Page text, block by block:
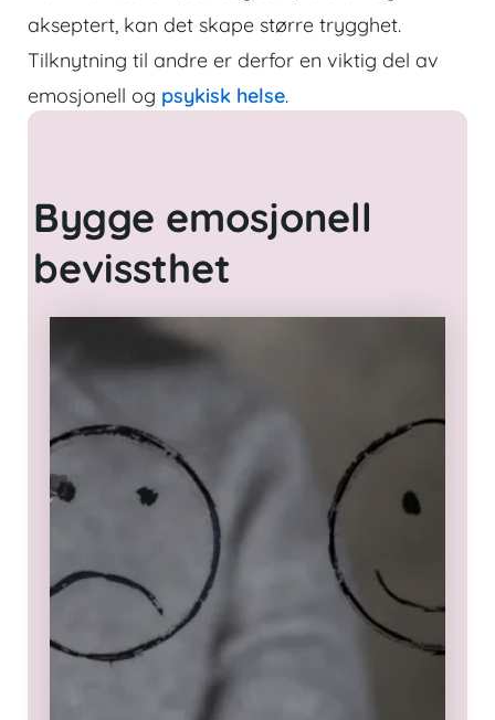
akseptert, kan det skape større trygghet.
Tilknytning til andre er derfor en viktig del av
emosjonell og psykisk helse.
Bygge emosjonell
bevissthet